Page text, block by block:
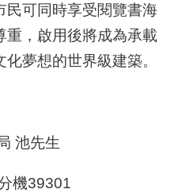
民可同時享受閱覽書海
重，啟用後將成為承載
夢想的世界級建築。
池先生
機39301